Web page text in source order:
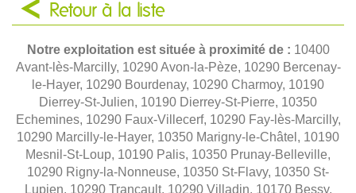
Retour à la liste
Notre exploitation est située à proximité de : 10400
Avant-lès-Marcilly, 10290 Avon-la-Pèze, 10290 Bercenay-
le-Hayer, 10290 Bourdenay, 10290 Charmoy, 10190
Dierrey-St-Julien, 10190 Dierrey-St-Pierre, 10350
Echemines, 10290 Faux-Villecerf, 10290 Fay-lès-Marcilly,
10290 Marcilly-le-Hayer, 10350 Marigny-le-Châtel, 10190
Mesnil-St-Loup, 10190 Palis, 10350 Prunay-Belleville,
10290 Rigny-la-Nonneuse, 10350 St-Flavy, 10350 St-
Lupien, 10290 Trancault, 10290 Villadin, 10170 Bessy,